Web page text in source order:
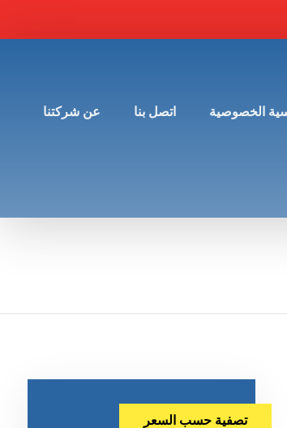
الخصوصية اتصل بنا عن شركتنا
تصفية حسب السعر